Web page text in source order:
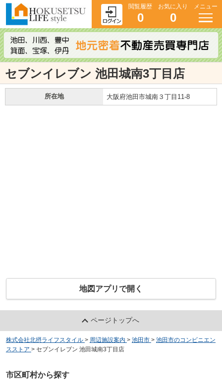
閲覧履歴
0
お気に入り
0
メニュー
セブンイレブン 池田城南3丁目店
所在地 大阪府池田市城南３丁目11-8
地図アプリで開く
ページトップへ
株式会社北摂ライフスタイル > 周辺施設案内 > 池田市 > 池田市のコンビニエン
スストア > セブンイレブン 池田城南3丁目店
市区町村から探す